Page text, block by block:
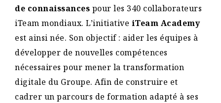
de connaissances pour les 340 collaborateurs
iTeam mondiaux. L’initiative iTeam Academy
est ainsi née. Son objectif : aider les équipes à
développer de nouvelles compétences
nécessaires pour mener la transformation
digitale du Groupe. Afin de construire et
cadrer un parcours de formation adapté à ses